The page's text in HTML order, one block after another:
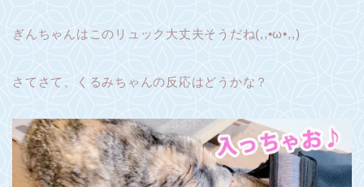
ぎんちゃんはこのリュック大丈夫そうだね(,,•ω•,,)
さてさて、くるみちゃんの反応はどうかな？